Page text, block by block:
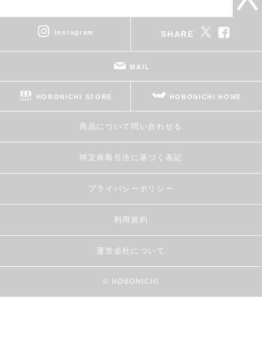
instagram SHARE
MAIL
HOBONICHI STORE HOBONICHI HOME
商品について問い合わせる
特定商取引法に基づく表記
プライバシーポリシー
利用規約
運営会社について
© HOBONICHI